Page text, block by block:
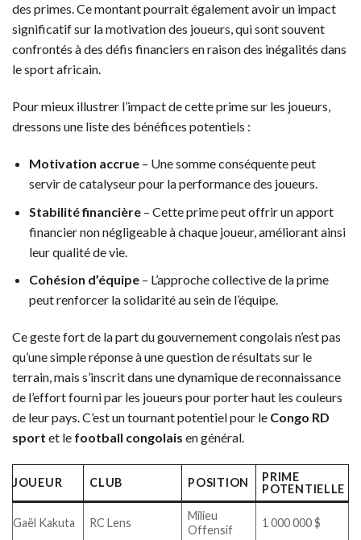
des primes. Ce montant pourrait également avoir un impact
significatif sur la motivation des joueurs, qui sont souvent
confrontés à des défis financiers en raison des inégalités dans
le sport africain.
Pour mieux illustrer l’impact de cette prime sur les joueurs,
dressons une liste des bénéfices potentiels :
Motivation accrue– Une somme conséquente peut
servir de catalyseur pour la performance des joueurs.
Stabilité financière– Cette prime peut offrir un apport
financier non négligeable à chaque joueur, améliorant ainsi
leur qualité de vie.
Cohésion d’équipe– L’approche collective de la prime
peut renforcer la solidarité au sein de l’équipe.
Ce geste fort de la part du gouvernement congolais n’est pas
qu’une simple réponse à une question de résultats sur le
terrain, mais s’inscrit dans une dynamique de reconnaissance
de l’effort fourni par les joueurs pour porter haut les couleurs
de leur pays. C’est un tournant potentiel pour le Congo RD
sport et le football congolais en général.
JOUEUR CLUB POSITION
PRIME
POTENTIELLE
Gaël Kakuta RC Lens
Milieu
Offensif
1 000 000 $